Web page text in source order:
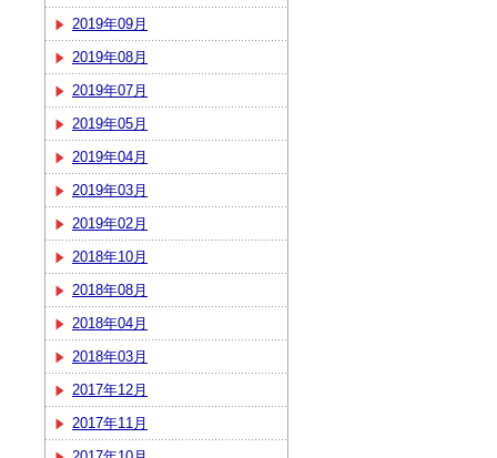
2019年09月
2019年08月
2019年07月
2019年05月
2019年04月
2019年03月
2019年02月
2018年10月
2018年08月
2018年04月
2018年03月
2017年12月
2017年11月